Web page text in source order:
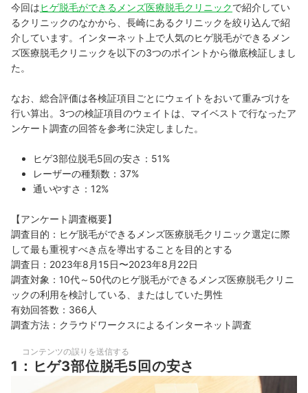
今回はヒゲ脱毛ができるメンズ医療脱毛クリニックで紹介してい
るクリニックのなかから、長崎にあるクリニックを絞り込んで紹
介しています。インターネット上で人気のヒゲ脱毛ができるメン
ズ医療脱毛クリニックを以下の3つのポイントから徹底検証しまし
た。
なお、総合評価は各検証項目ごとにウェイトをおいて重みづけを
行い算出。3つの検証項目のウェイトは、マイベストで行なったア
ンケート調査の回答を参考に決定しました。
ヒゲ3部位脱毛5回の安さ：51%
レーザーの種類数：37%
通いやすさ：12%
【アンケート調査概要】
調査目的：ヒゲ脱毛ができるメンズ医療脱毛クリニック選定に際
して最も重視すべき点を導出することを目的とする
調査日：2023年8月15日〜2023年8月22日
調査対象：10代～50代のヒゲ脱毛ができるメンズ医療脱毛クリニ
ックの利用を検討している、またはしていた男性
有効回答数：366人
調査方法：クラウドワークスによるインターネット調査
コンテンツの誤りを送信する
1：ヒゲ3部位脱毛5回の安さ